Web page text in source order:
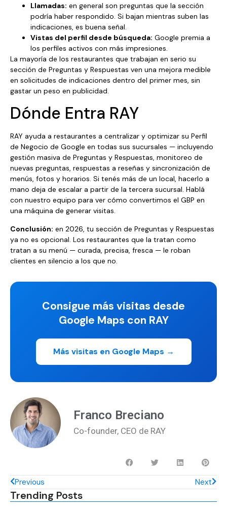
Llamadas: en general son preguntas que la sección
podría haber respondido. Si bajan mientras suben las
indicaciones, es buena señal.
Vistas del perfil desde búsqueda: Google premia a
los perfiles activos con más impresiones.
La mayoría de los restaurantes que trabajan en serio su
sección de Preguntas y Respuestas ven una mejora medible
en solicitudes de indicaciones dentro del primer mes, sin
gastar un peso en publicidad.
Dónde Entra RAY
RAY ayuda a restaurantes a centralizar y optimizar su Perfil
de Negocio de Google en todas sus sucursales — incluyendo
gestión masiva de Preguntas y Respuestas, monitoreo de
nuevas preguntas, respuestas a reseñas y sincronización de
menús, fotos y horarios. Si tenés más de un local, hacerlo a
mano deja de escalar a partir de la tercera sucursal. Hablá
con nuestro equipo para ver cómo convertimos el GBP en
una máquina de generar visitas.
Conclusión: en 2026, tu sección de Preguntas y Respuestas
ya no es opcional. Los restaurantes que la tratan como
tratan a su menú — curada, precisa, fresca — le roban
clientes en silencio a los que no.
Consigue más visitas desde
Google Maps con RAY
Más visitas en Google Maps →
Franco Breciano
Co-founder, CEO de RAY
Previous Next
Trending Posts